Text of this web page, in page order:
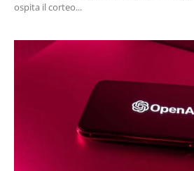
ospita il corteo...